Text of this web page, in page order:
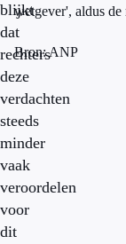
blijkt
dat
rechters
deze
verdachten
steeds
minder
vaak
veroordelen
voor
dit
wetgever', aldus de
Bron: ANP